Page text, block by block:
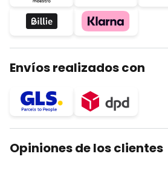
Envíos realizados con
Opiniones de los clientes